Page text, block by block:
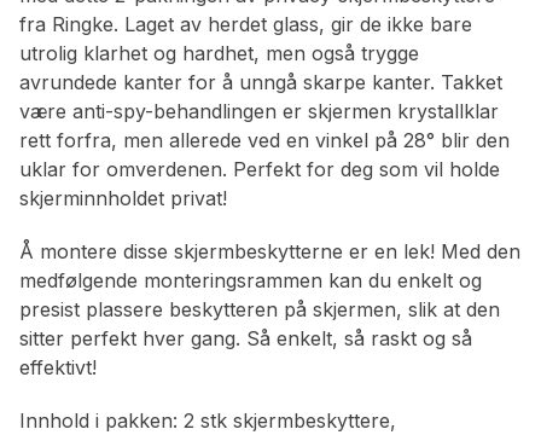
fra Ringke. Laget av herdet glass, gir de ikke bare
utrolig klarhet og hardhet, men også trygge
avrundede kanter for å unngå skarpe kanter. Takket
være anti-spy-behandlingen er skjermen krystallklar
rett forfra, men allerede ved en vinkel på 28° blir den
uklar for omverdenen. Perfekt for deg som vil holde
skjerminnholdet privat!
Å montere disse skjermbeskytterne er en lek! Med den
medfølgende monteringsrammen kan du enkelt og
presist plassere beskytteren på skjermen, slik at den
sitter perfekt hver gang. Så enkelt, så raskt og så
effektivt!
Innhold i pakken: 2 stk skjermbeskyttere,